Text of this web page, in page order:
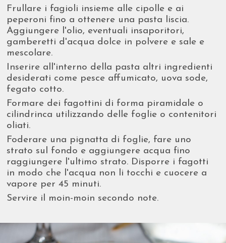
Frullare i fagioli insieme alle cipolle e ai
peperoni fino a ottenere una pasta liscia.
Aggiungere l'olio, eventuali insaporitori,
gamberetti d'acqua dolce in polvere e sale e
mescolare.
Inserire all'interno della pasta altri ingredienti
desiderati come pesce affumicato, uova sode,
fegato cotto.
Formare dei fagottini di forma piramidale o
cilindrinca utilizzando delle foglie o contenitori
oliati.
Foderare una pignatta di foglie, fare uno
strato sul fondo e aggiungere acqua fino
raggiungere l'ultimo strato. Disporre i fagotti
in modo che l'acqua non li tocchi e cuocere a
vapore per 45 minuti.
Servire il moin-moin secondo note.